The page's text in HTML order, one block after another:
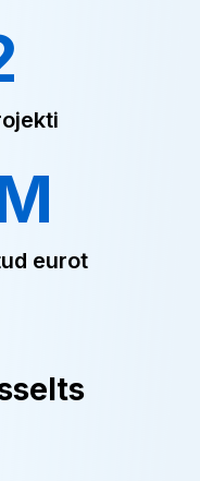
eurot